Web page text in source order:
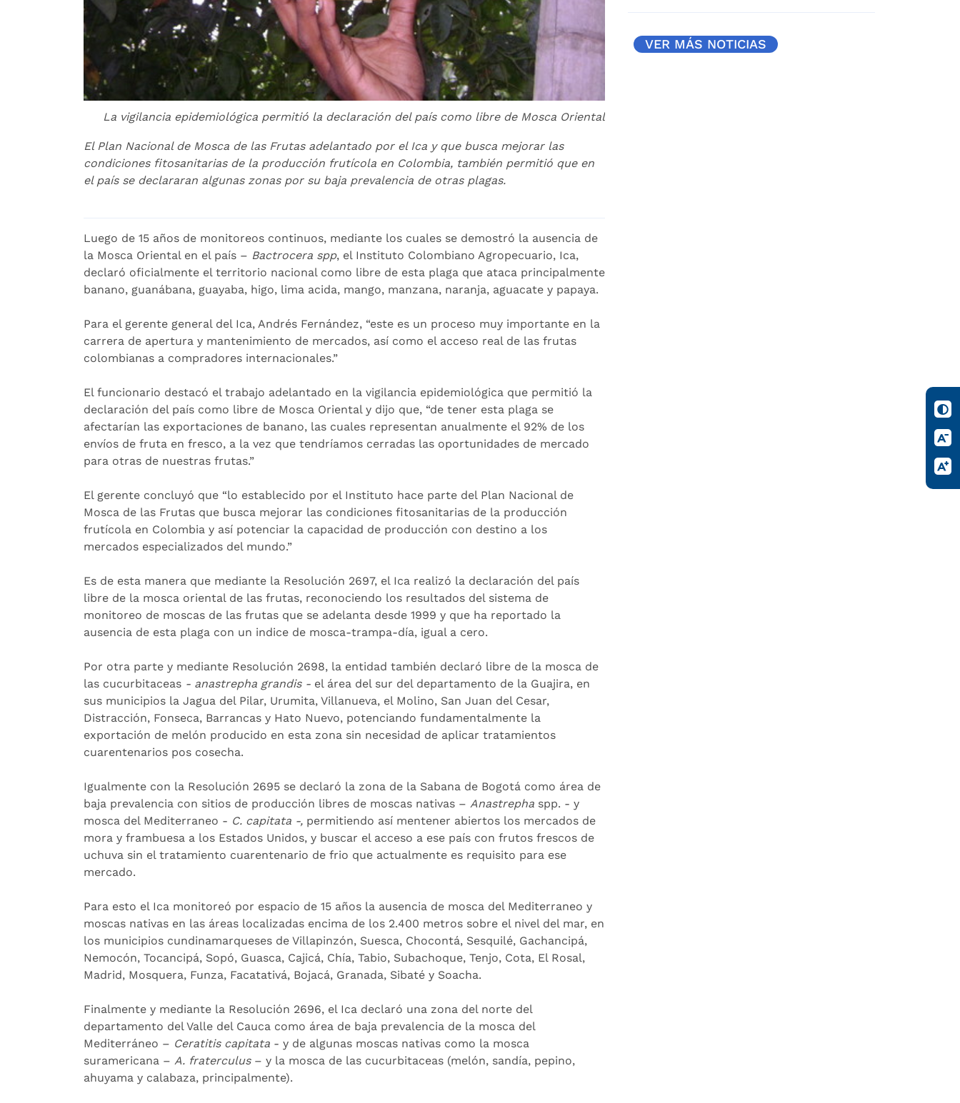
La vigilancia epidemiológica permitió la declaración del país como libre de Mosca Oriental
El Plan Nacional de Mosca de las Frutas adelantado por el Ica y que busca mejorar las
condiciones fitosanitarias de la producción frutícola en Colombia, también permitió que en
el país se declararan algunas zonas por su baja prevalencia de otras plagas.
Luego de 15 años de monitoreos continuos, mediante los cuales se demostró la ausencia de
la Mosca Oriental en el país – Bactrocera spp, el Instituto Colombiano Agropecuario, Ica,
declaró oficialmente el territorio nacional como libre de esta plaga que ataca principalmente
banano, guanábana, guayaba, higo, lima acida, mango, manzana, naranja, aguacate y papaya.
Para el gerente general del Ica, Andrés Fernández, “este es un proceso muy importante en la
carrera de apertura y mantenimiento de mercados, así como el acceso real de las frutas
colombianas a compradores internacionales.”
El funcionario destacó el trabajo adelantado en la vigilancia epidemiológica que permitió la
declaración del país como libre de Mosca Oriental y dijo que, “de tener esta plaga se
afectarían las exportaciones de banano, las cuales representan anualmente el 92% de los
envíos de fruta en fresco, a la vez que tendríamos cerradas las oportunidades de mercado
para otras de nuestras frutas.”
El gerente concluyó que “lo establecido por el Instituto hace parte del Plan Nacional de
Mosca de las Frutas que busca mejorar las condiciones fitosanitarias de la producción
frutícola en Colombia y así potenciar la capacidad de producción con destino a los
mercados especializados del mundo.”
Es de esta manera que mediante la Resolución 2697, el Ica realizó la declaración del país
libre de la mosca oriental de las frutas, reconociendo los resultados del sistema de
monitoreo de moscas de las frutas que se adelanta desde 1999 y que ha reportado la
ausencia de esta plaga con un indice de mosca-trampa-día, igual a cero.
Por otra parte y mediante Resolución 2698, la entidad también declaró libre de la mosca de
las cucurbitaceas - anastrepha grandis - el área del sur del departamento de la Guajira, en
sus municipios la Jagua del Pilar, Urumita, Villanueva, el Molino, San Juan del Cesar,
Distracción, Fonseca, Barrancas y Hato Nuevo, potenciando fundamentalmente la
exportación de melón producido en esta zona sin necesidad de aplicar tratamientos
cuarentenarios pos cosecha.
Igualmente con la Resolución 2695 se declaró la zona de la Sabana de Bogotá como área de
baja prevalencia con sitios de producción libres de moscas nativas – Anastrepha spp. - y
mosca del Mediterraneo - C. capitata -, permitiendo así mentener abiertos los mercados de
mora y frambuesa a los Estados Unidos, y buscar el acceso a ese país con frutos frescos de
uchuva sin el tratamiento cuarentenario de frio que actualmente es requisito para ese
mercado.
Para esto el Ica monitoreó por espacio de 15 años la ausencia de mosca del Mediterraneo y
moscas nativas en las áreas localizadas encima de los 2.400 metros sobre el nivel del mar, en
los municipios cundinamarqueses de Villapinzón, Suesca, Chocontá, Sesquilé, Gachancipá,
Nemocón, Tocancipá, Sopó, Guasca, Cajicá, Chía, Tabio, Subachoque, Tenjo, Cota, El Rosal,
Madrid, Mosquera, Funza, Facatativá, Bojacá, Granada, Sibaté y Soacha.
Finalmente y mediante la Resolución 2696, el Ica declaró una zona del norte del
departamento del Valle del Cauca como área de baja prevalencia de la mosca del
Mediterráneo – Ceratitis capitata - y de algunas moscas nativas como la mosca
suramericana – A. fraterculus – y la mosca de las cucurbitaceas (melón, sandía, pepino,
ahuyama y calabaza, principalmente).
VER MÁS NOTICIAS